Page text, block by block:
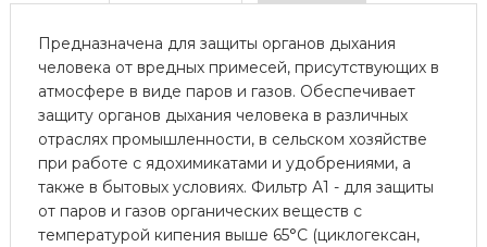
Предназначена для защиты органов дыхания
человека от вредных примесей, присутствующих в
атмосфере в виде паров и газов. Обеспечивает
защиту органов дыхания человека в различных
отраслях промышленности, в сельском хозяйстве
при работе с ядохимикатами и удобрениями, а
также в бытовых условиях. Фильтр А1 - для защиты
от паров и газов органических веществ с
температурой кипения выше 65°С (циклогексан,